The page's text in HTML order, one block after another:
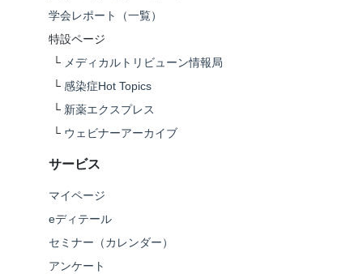
学会レポート（一覧）
特設ページ
└ メディカルトリビューン情報局
└ 感染症Hot Topics
└ 新薬エクスプレス
└ ウェビナーアーカイブ
サービス
マイページ
eディテール
セミナー（カレンダー）
アンケート